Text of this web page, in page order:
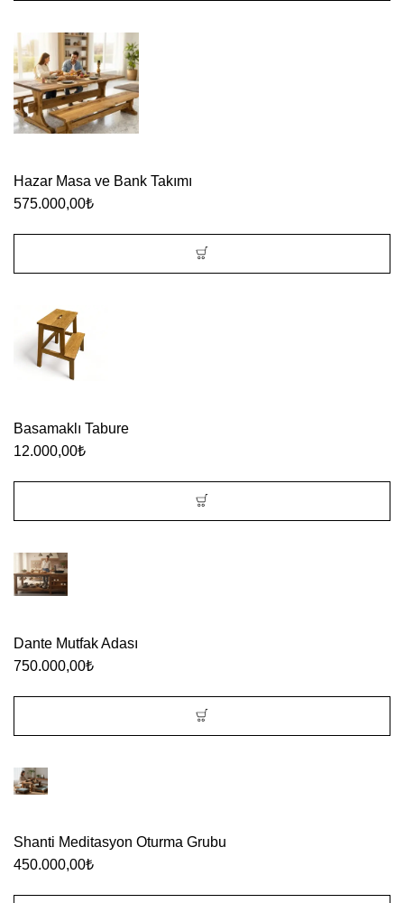
Hazar Masa ve Bank Takımı
575.000,00₺
Basamaklı Tabure
12.000,00₺
Dante Mutfak Adası
750.000,00₺
Shanti Meditasyon Oturma Grubu
450.000,00₺